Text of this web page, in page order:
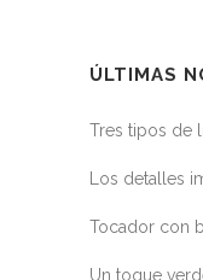
ÚLTIMAS
Tres tipos de
Los detalles
Tocador con
Un toque